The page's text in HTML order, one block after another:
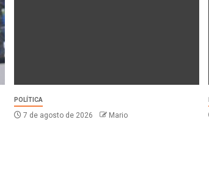
POLÍTICA
7 de agosto de 2026 Mario